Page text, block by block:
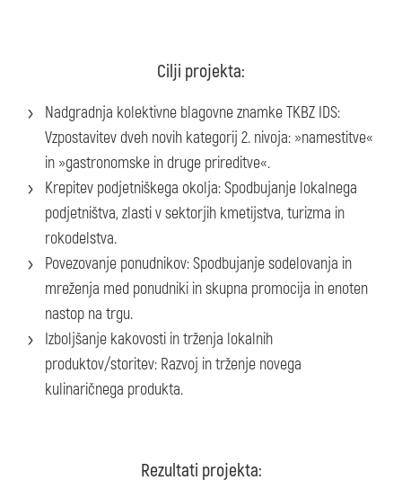
Cilji projekta:
Nadgradnja kolektivne blagovne znamke TKBZ IDS:
Vzpostavitev dveh novih kategorij 2. nivoja: »namestitve«
in »gastronomske in druge prireditve«.
Krepitev podjetniškega okolja: Spodbujanje lokalnega
podjetništva, zlasti v sektorjih kmetijstva, turizma in
rokodelstva.
Povezovanje ponudnikov: Spodbujanje sodelovanja in
mreženja med ponudniki in skupna promocija in enoten
nastop na trgu.
Izboljšanje kakovosti in trženja lokalnih
produktov/storitev: Razvoj in trženje novega
kulinaričnega produkta.
Rezultati projekta: